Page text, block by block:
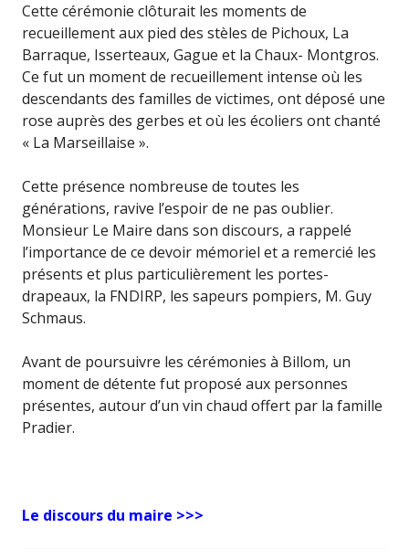
Cette cérémonie clôturait les moments de
recueillement aux pied des stèles de Pichoux, La
Barraque, Isserteaux, Gague et la Chaux- Montgros.
Ce fut un moment de recueillement intense où les
descendants des familles de victimes, ont déposé une
rose auprès des gerbes et où les écoliers ont chanté
« La Marseillaise ».
Cette présence nombreuse de toutes les
générations, ravive l’espoir de ne pas oublier.
Monsieur Le Maire dans son discours, a rappelé
l’importance de ce devoir mémoriel et a remercié les
présents et plus particulièrement les portes-
drapeaux, la FNDIRP, les sapeurs pompiers, M. Guy
Schmaus.
Avant de poursuivre les cérémonies à Billom, un
moment de détente fut proposé aux personnes
présentes, autour d’un vin chaud offert par la famille
Pradier.
Le discours du maire >>>